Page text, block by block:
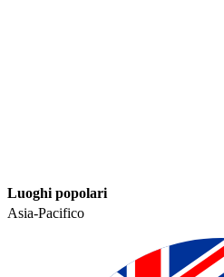
Luoghi popolari​​
Asia-Pacifico​​